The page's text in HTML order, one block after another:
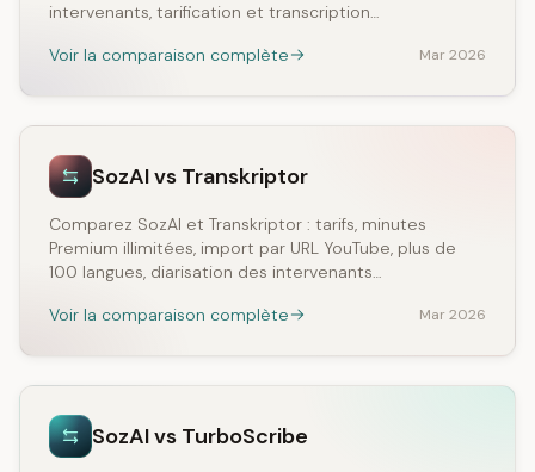
intervenants, tarification et transcription…
Voir la comparaison complète
Mar 2026
SozAI vs Transkriptor
Comparez SozAI et Transkriptor : tarifs, minutes
Premium illimitées, import par URL YouTube, plus de
100 langues, diarisation des intervenants…
Voir la comparaison complète
Mar 2026
SozAI vs TurboScribe